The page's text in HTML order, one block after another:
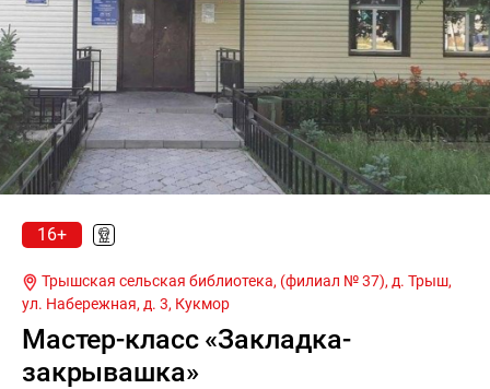
16+
ул. Набережная, д. 3, Кукмор
Мастер-класс «Закладка-
закрывашка»